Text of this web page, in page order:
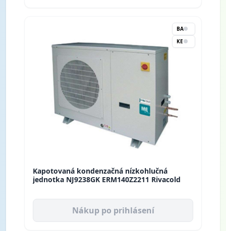
BA
KE
Kapotovaná kondenzačná nízkohlučná
jednotka NJ9238GK ERM140Z2211 Rivacold
Nákup po prihlásení